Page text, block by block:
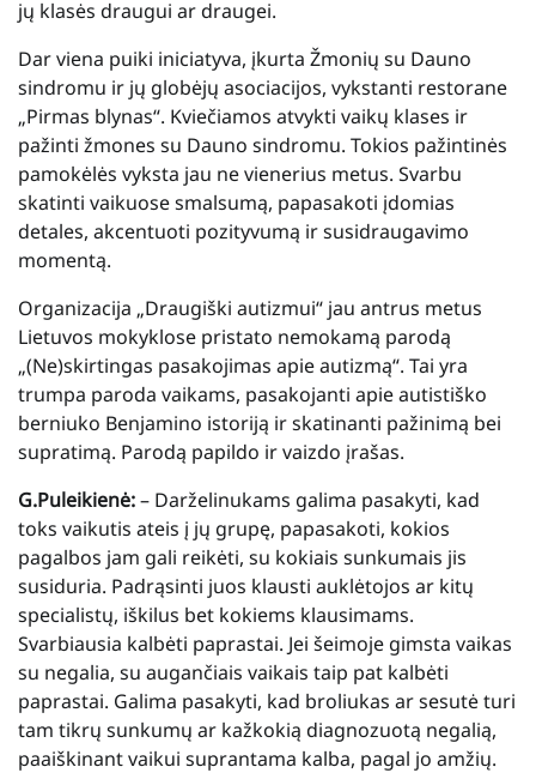
jų klasės draugui ar draugei.
Dar viena puiki iniciatyva, įkurta Žmonių su Dauno
sindromu ir jų globėjų asociacijos, vykstanti restorane
„Pirmas blynas“. Kviečiamos atvykti vaikų klases ir
pažinti žmones su Dauno sindromu. Tokios pažintinės
pamokėlės vyksta jau ne vienerius metus. Svarbu
skatinti vaikuose smalsumą, papasakoti įdomias
detales, akcentuoti pozityvumą ir susidraugavimo
momentą.
Organizacija „Draugiški autizmui“ jau antrus metus
Lietuvos mokyklose pristato nemokamą parodą
„(Ne)skirtingas pasakojimas apie autizmą“. Tai yra
trumpa paroda vaikams, pasakojanti apie autistiško
berniuko Benjamino istoriją ir skatinanti pažinimą bei
supratimą. Parodą papildo ir vaizdo įrašas.
G.Puleikienė:– Darželinukams galima pasakyti, kad
toks vaikutis ateis į jų grupę, papasakoti, kokios
pagalbos jam gali reikėti, su kokiais sunkumais jis
susiduria. Padrąsinti juos klausti auklėtojos ar kitų
specialistų, iškilus bet kokiems klausimams.
Svarbiausia kalbėti paprastai. Jei šeimoje gimsta vaikas
su negalia, su augančiais vaikais taip pat kalbėti
paprastai. Galima pasakyti, kad broliukas ar sesutė turi
tam tikrų sunkumų ar kažkokią diagnozuotą negalią,
paaiškinant vaikui suprantama kalba, pagal jo amžių.